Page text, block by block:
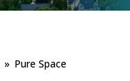
» Pure Space